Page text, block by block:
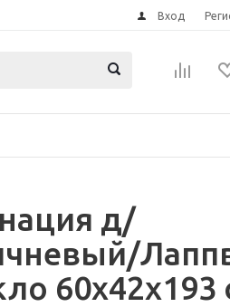
Вход
д/
60x42x193